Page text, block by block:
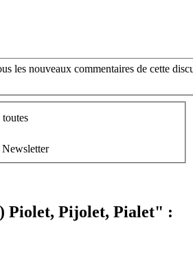
les nouveaux commentaires de cette
toutes
Piolet, Pijolet, Pialet" :